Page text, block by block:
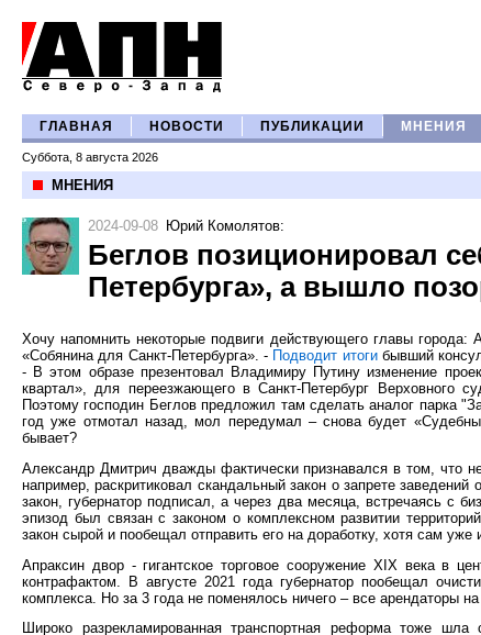
ГЛАВНАЯ НОВОСТИ ПУБЛИКАЦИИ МНЕНИЯ
Суббота, 8 августа 2026
МНЕНИЯ
2024-09-08 Юрий Комолятов:
Беглов позиционировал
Петербурга», а вышло
Хочу напомнить некоторые подвиги действующего главы
«Собянина для Санкт-Петербурга». - Подводит итогибывший
- В этом образе презентовал Владимиру Путину изменение
квартал», для переезжающего в Санкт-Петербург Верховного
Поэтому господин Беглов предложил там сделать аналог парка
год уже отмотал назад, мол передумал – снова будет
бывает?
Александр Дмитрич дважды фактически признавался в том, что
например, раскритиковал скандальный закон о запрете
закон, губернатор подписал, а через два месяца, встречаясь с
эпизод был связан с законом о комплексном развитии
закон сырой и пообещал отправить его на доработку, хотя сам уже
Апраксин двор - гигантское торговое сооружение XIX века в
контрафактом. В августе 2021 года губернатор пообещал
комплекса. Но за 3 года не поменялось ничего – все арендаторы на
Широко разрекламированная транспортная реформа тоже